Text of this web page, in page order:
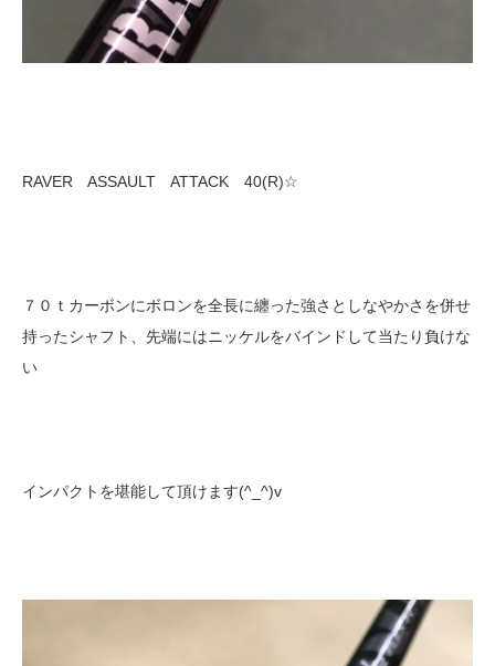
RAVER ASSAULT ATTACK 40(R)☆
７０ｔカーボンにボロンを全長に纏った強さとしなやかさを併せ
持ったシャフト、先端にはニッケルをバインドして当たり負けな
い
インパクトを堪能して頂けます(^_^)v